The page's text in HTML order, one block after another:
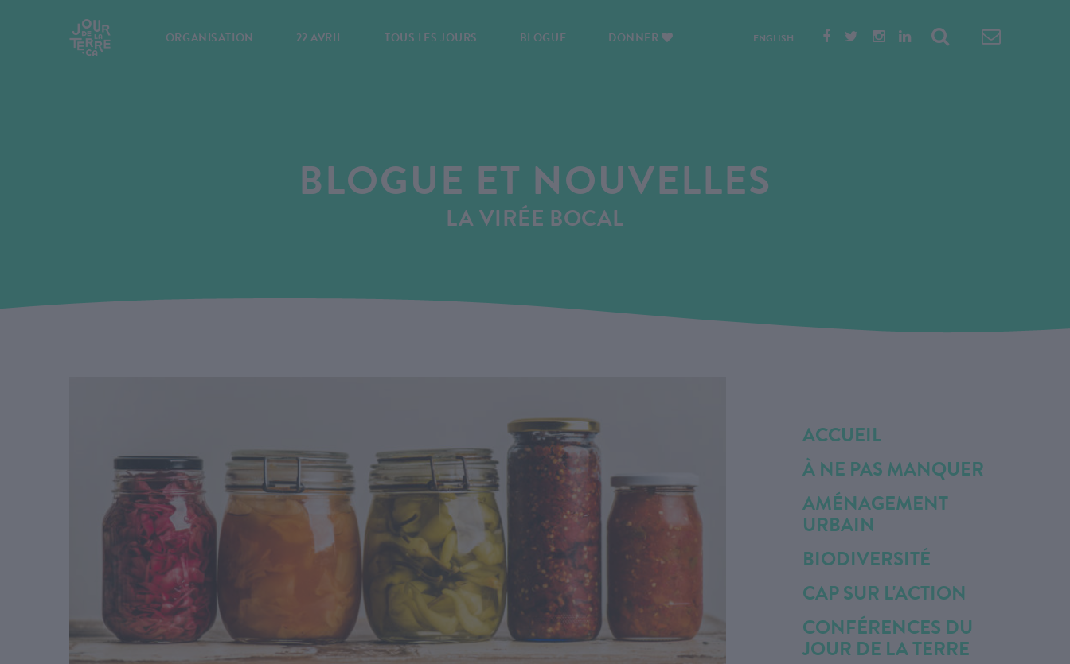
ENGLISH
ORGANISATION 22 AVRIL TOUS LES JOURS BLOGUE DONNER
BLOGUE ET NOUVELLES
LA VIRÉE BOCAL
ACCUEIL
À NE PAS MANQUER
AMÉNAGEMENT
URBAIN
BIODIVERSITÉ
CAP SUR L'ACTION
CONFÉRENCES DU
JOUR DE LA TERRE